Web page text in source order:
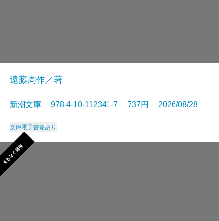
遠藤周作／著
新潮文庫 978-4-10-112341-7 737円 2026/08/28
文庫電子書籍あり
まもなく発売